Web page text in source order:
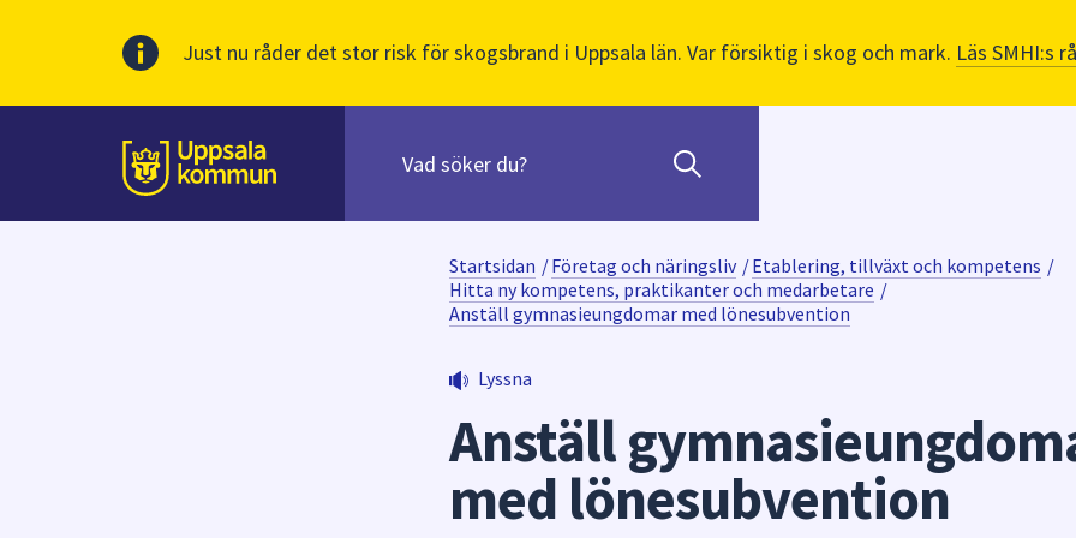
Just nu råder det stor risk för skogsbrand i Uppsala län. Var försiktig i skog och mark. Läs SMHI:s
Till sidans
huvudinnehåll
innehåll
Startsidan /Företag och näringsliv /Etablering, tillväxt och kompetens /
Hitta ny kompetens, praktikanter och medarbetare /
Anställ gymnasieungdomar med lönesubvention
Lyssna
Anställ
med lönesubvention